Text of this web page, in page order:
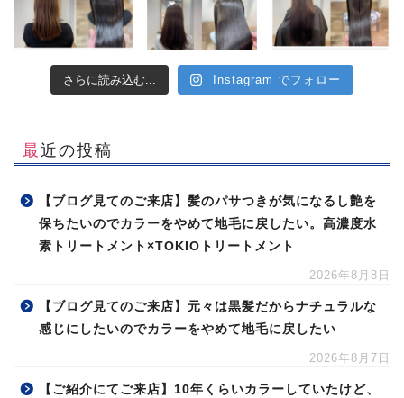
さらに読み込む... Instagram でフォロー
最近の投稿
【ブログ見てのご来店】髪のパサつきが気になるし艶を
保ちたいのでカラーをやめて地毛に戻したい。高濃度水
素トリートメント×TOKIOトリートメント
2026年8月8日
【ブログ見てのご来店】元々は黒髪だからナチュラルな
感じにしたいのでカラーをやめて地毛に戻したい
2026年8月7日
【ご紹介にてご来店】10年くらいカラーしていたけど、